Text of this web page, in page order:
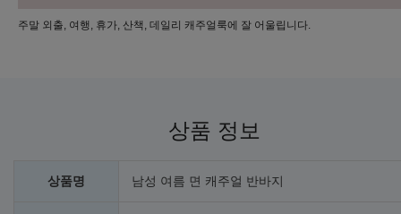
주말 외출, 여행, 휴가, 산책, 데일리 캐주얼룩에 잘 어울립니다.
상품 정보
상품명 남성 여름 면 캐주얼 반바지